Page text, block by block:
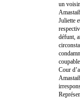
un
Juliette
défunt,
Cour